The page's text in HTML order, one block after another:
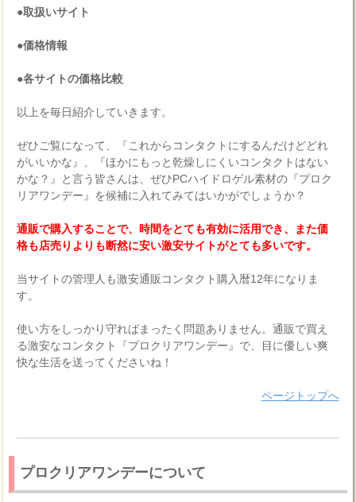
●取扱いサイト
●価格情報
●各サイトの価格比較
以上を毎日紹介していきます。
ぜひご覧になって、『これからコンタクトにするんだけどどれ
がいいかな』、『ほかにもっと乾燥しにくいコンタクトはない
かな？』と言う皆さんは、ぜひPCハイドロゲル素材の『プロク
リアワンデー』を候補に入れてみてはいかがでしょうか？
通販で購入することで、時間をとても有効に活用でき、また価
格も店売りよりも断然に安い激安サイトがとても多いです。
当サイトの管理人も激安通販コンタクト購入暦12年になりま
す。
使い方をしっかり守ればまったく問題ありません。通販で買え
る激安なコンタクト『プロクリアワンデー』で、目に優しい爽
快な生活を送ってくださいね！
ページトップへ
プロクリアワンデーについて